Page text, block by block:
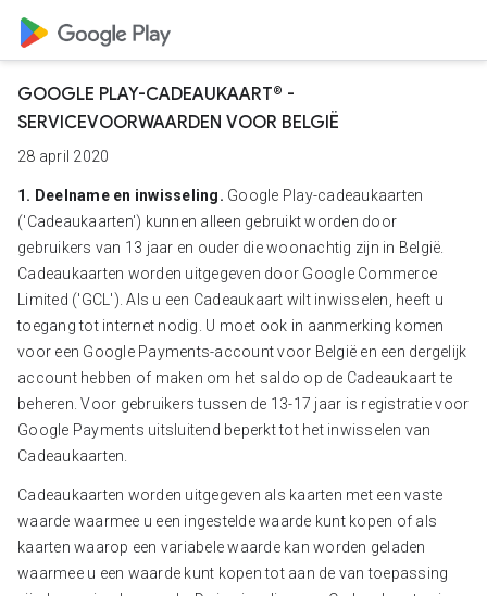
GOOGLE PLAY-CADEAUKAART® -
SERVICEVOORWAARDEN VOOR BELGIË
28 april 2020
1. Deelname en inwisseling. Google Play-cadeaukaarten
('Cadeaukaarten') kunnen alleen gebruikt worden door
gebruikers van 13 jaar en ouder die woonachtig zijn in België.
Cadeaukaarten worden uitgegeven door Google Commerce
Limited ('GCL'). Als u een Cadeaukaart wilt inwisselen, heeft u
toegang tot internet nodig. U moet ook in aanmerking komen
voor een Google Payments-account voor België en een dergelijk
account hebben of maken om het saldo op de Cadeaukaart te
beheren. Voor gebruikers tussen de 13-17 jaar is registratie voor
Google Payments uitsluitend beperkt tot het inwisselen van
Cadeaukaarten.
Cadeaukaarten worden uitgegeven als kaarten met een vaste
waarde waarmee u een ingestelde waarde kunt kopen of als
kaarten waarop een variabele waarde kan worden geladen
waarmee u een waarde kunt kopen tot aan de van toepassing